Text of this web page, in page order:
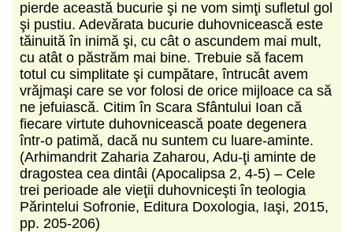
pierde această bucurie şi ne vom simţi sufletul gol
şi pustiu. Adevărata bucurie duhovnicească este
tăinuită în inimă şi, cu cât o ascundem mai mult,
cu atât o păstrăm mai bine. Trebuie să facem
totul cu simplitate şi cumpătare, întrucât avem
vrăjmaşi care se vor folosi de orice mijloace ca să
ne jefuiască. Citim în Scara Sfântului Ioan că
fiecare virtute duhovnicească poate degenera
într-o patimă, dacă nu suntem cu luare-aminte.
(Arhimandrit Zaharia Zaharou, Adu-ţi aminte de
dragostea cea dintâi (Apocalipsa 2, 4-5) – Cele
trei perioade ale vieţii duhovniceşti în teologia
Părintelui Sofronie, Editura Doxologia, Iaşi, 2015,
pp. 205-206)